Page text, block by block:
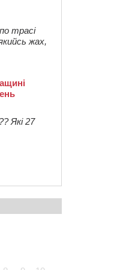
трасі
жах,
Які 27